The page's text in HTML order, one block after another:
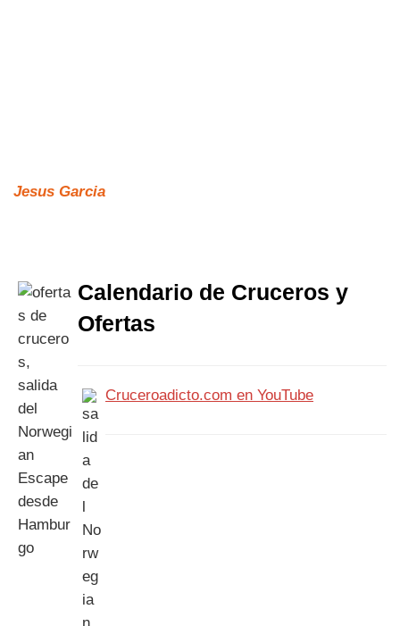
Jesus Garcia
Calendario de Cruceros y
Ofertas
Cruceroadicto.com en YouTube